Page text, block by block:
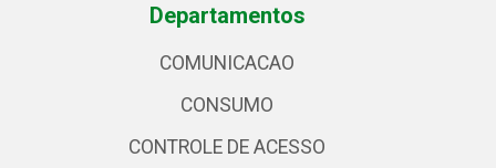
Departamentos
COMUNICACAO
CONSUMO
CONTROLE DE ACESSO